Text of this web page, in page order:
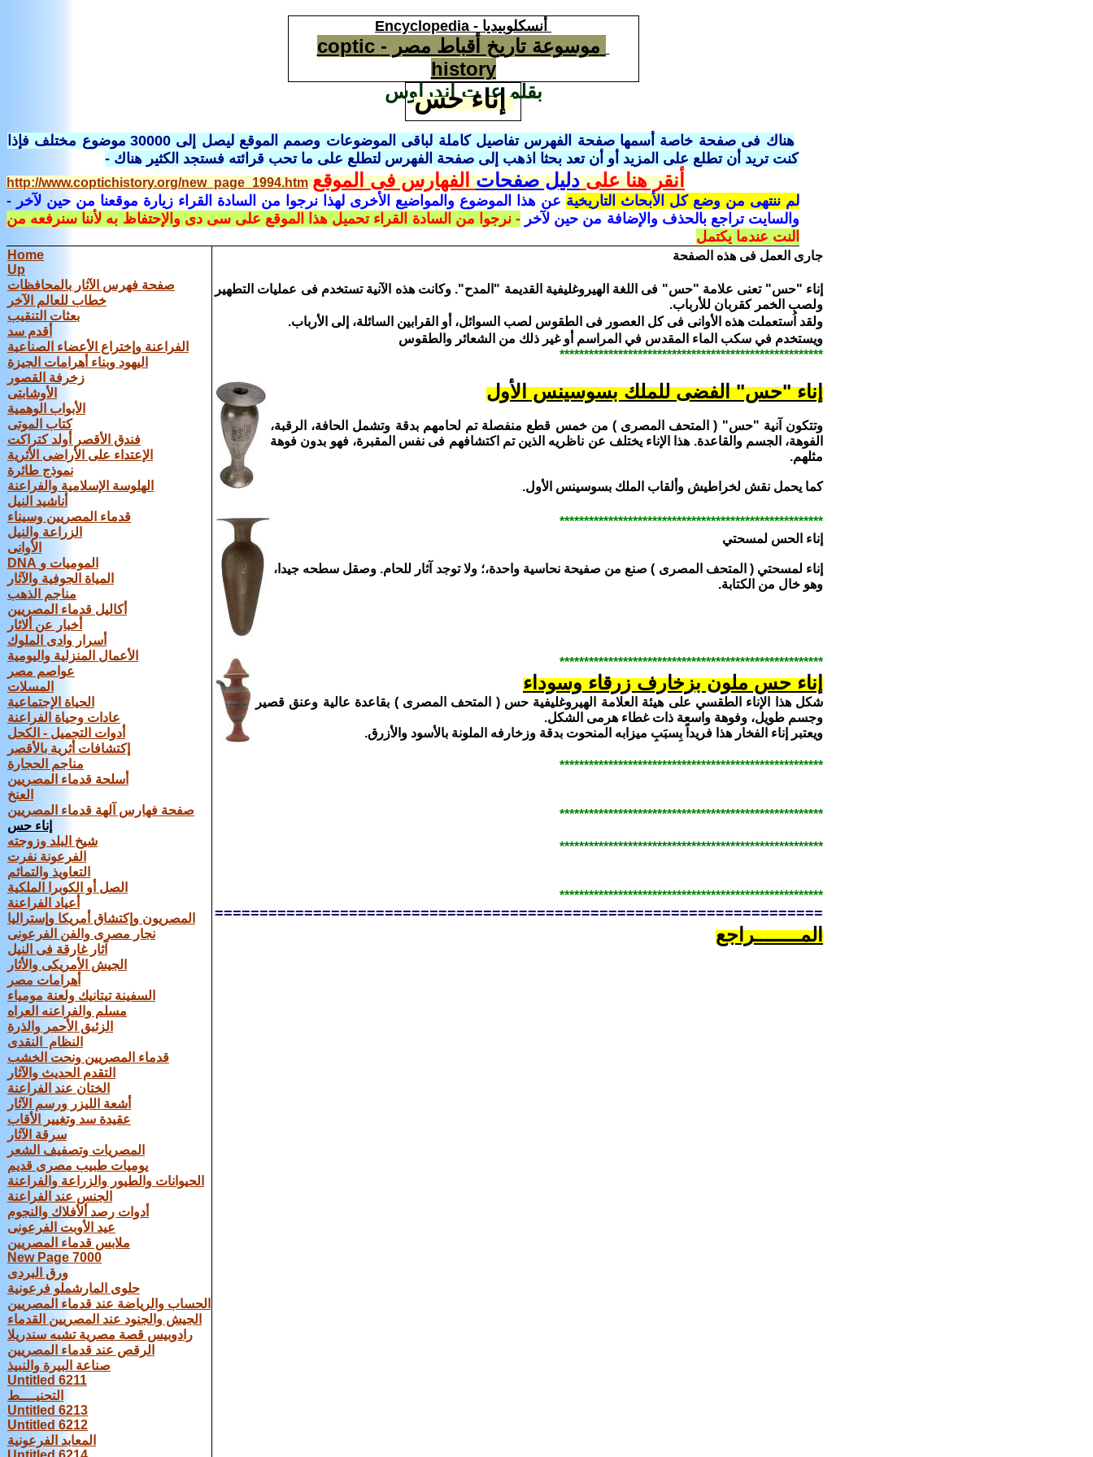
Encyclopedia - أنسكلوبيديا
موسوعة تاريخ أقباط مصر - coptic
history
بقلم عزت اندراوس
إناء حس
هناك فى صفحة خاصة أسمها صفحة الفهرس تفاصيل كاملة لباقى الموضوعات وصمم الموقع ليصل إلى 30000 موضوع مختلف فإذا
كنت تريد أن تطلع على المزيد أو أن تعد بحثا اذهب إلى صفحة الفهرس لتطلع على ما تحب قرائته فستجد الكثير هناك -
أنقر هنا علىدليل صفحاتالفهارس فى الموقع http://www.coptichistory.org/new_page_1994.htm
لم ننتهى من وضع كل الأبحاث التاريخية عن هذا الموضوع والمواضيع الأخرى لهذا نرجوا من السادة القراء زيارة موقعنا من حين لآخر -
والسايت تراجع بالحذف والإضافة من حين لآخر - نرجوا من السادة القراء تحميل هذا الموقع على سى دى والإحتفاظ به لأننا سنرفعه من
النت عندما يكتمل
Home
Up
صفحة فهرس الآثار بالمحافظات
خطاب للعالم الآخر
بعثات التنقيب
أقدم سد
الفراعنة وإختراع الأعضاء الصناعية
اليهود وبناء أهرامات الجيزة
زخرفة القصور
الأوشابتى
الأبواب الوهمية
كتاب الموتى
فندق الأقصر أولد كتراكت
الإعتداء على الأراضى الأثرية
نموذج طائرة
الهلوسة الإسلامية والفراعنة
أناشيد النيل
قدماء المصريين وسيناء
الزراعة والنيل
الأوانى
DNA الموميات و
المياة الجوفية والآثار
مناجم الذهب
أكاليل قدماء المصريين
أخبار عن ألاثار
أسرار وادى الملوك
الأعمال المنزلية واليومية
عواصم مصر
المسلات
الحياة الإجتماعية
عادات وحياة الفراعنة
أدوات التجميل - الكحل
إكتشافات أثرية بالأقصر
مناجم الحجارة
أسلحة قدماء المصريين
العنخ
صفحة فهارس آلهة قدماء المصريين
إناء حس
شيخ البلد وزوجته
الفرعونة نفرت
التعاويذ والتمائم
الصل أو الكوبرا الملكية
أعياد الفراعنة
المصريون وإكتشاق أمريكا وإستراليا
نجار مصرى والفن الفرعونى
آثار غارقة فى النيل
الجيش الأمريكى والأثار
أهرامات مصر
السفينة تيتانيك ولعنة مومياء
مسلم والفراعنه العراه
الزئبق الأحمر والذرة
النظام النقدى
قدماء المصريين ونحت الخشب
التقدم الحديث والآثار
الختان عند الفراعنة
أشعة الليزر ورسم الآثار
عقيدة سد وتغيير الأقاب
سرقة الآثار
المصريات وتصفيف الشعر
يوميات طبيب مصرى قديم
الحيوانات والطيور والزراعة والفراعنة
الجنس عند الفراعنة
أدوات رصد ألأفلاك والنجوم
عيد الأوبت الفرعونى
ملابس قدماء المصريين
New Page 7000
ورق البردى
حلوى المارشملو فرعونية
الحساب والرياضة عند قدماء المصريين
الجيش والجنود عند المصريين القدماء
رادوبيس قصة مصرية تشبه سندريلا
الرقص عند قدماء المصريين
صناعة البيرة والنبيذ
Untitled 6211
التحنيــــط
Untitled 6213
Untitled 6212
المعابد الفرعونية
جارى العمل فى هذه الصفحة
إناء "حس" تعنى علامة "حس" فى اللغة الهيروغليفية القديمة "المدح". وكانت هذه الآنية تستخدم فى عمليات التطهير
ولصب الخمر كقربان للأرباب.
ولقد اُستعملت هذه الأوانى فى كل العصور فى الطقوس لصب السوائل، أو القرابين السائلة، إلى الأرباب.
ويستخدم في سكب الماء المقدس في المراسم أو غير ذلك من الشعائر والطقوس
******************************************************
إناء "حس" الفضى للملك بسوسينس الأول
وتتكون آنية "حس" ( المتحف المصرى ) من خمس قطع منفصلة تم لحامهم بدقة وتشمل الحافة، الرقبة،
الفوهة، الجسم والقاعدة. هذا الإناء يختلف عن ناظريه الذين تم اكتشافهم فى نفس المقبرة، فهو بدون فوهة
مثلهم.
كما يحمل نقش لخراطيش وألقاب الملك بسوسينس الأول.
******************************************************
إناء الحس لمسحتي
إناء لمسحتي ( المتحف المصرى ) صنع من صفيحة نحاسية واحدة،؛ ولا توجد آثار للحام. وصقل سطحه جيدا،
وهو خال من الكتابة.
******************************************************
إناء حس ملون بزخارف زرقاء وسوداء
شكل هذا الإناء الطقسي على هيئة العلامة الهيروغليفية حس ( المتحف المصرى ) بقاعدة عالية وعنق قصير
وجسم طويل، وفوهة واسعة ذات غطاء هرمى الشكل.
ويعتبر إناء الفخار هذا فريداً بِسبَبِ ميزابه المنحوت بدقة وزخارفه الملونة بالأسود والأزرق.
******************************************************
******************************************************
******************************************************
******************************************************
====================================================================
المــــــــراجع